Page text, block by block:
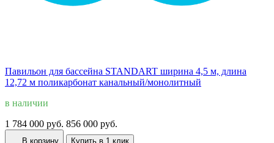
Павильон для бассейна STANDART ширина 4,5 м, длина
12,72 м поликарбонат канальный/монолитный
в наличии
1 784 000 руб. 856 000 руб.
В корзину Купить в 1 клик